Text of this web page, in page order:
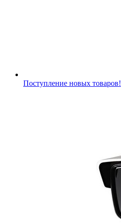
Поступление новых товаров!